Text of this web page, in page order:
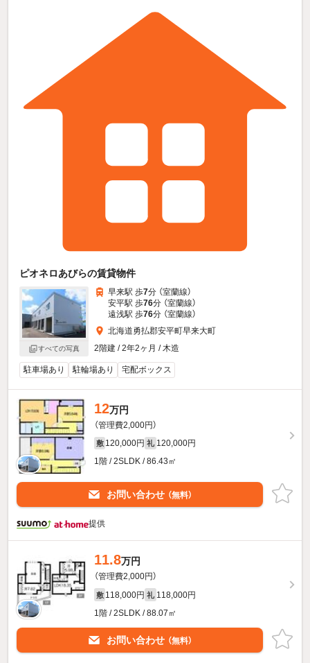
ピオネロあびらの賃貸物件
すべての写真
早来駅 歩7分 （室蘭線）
安平駅 歩76分 （室蘭線）
遠浅駅 歩76分 （室蘭線）
北海道勇払郡安平町早来大町
2階建 / 2年2ヶ月 / 木造
駐車場あり 駐輪場あり 宅配ボックス
12万円
（管理費2,000円）
敷 120,000円 礼 120,000円
1階 / 2SLDK / 86.43㎡
お問い合わせ （無料）
提供
11.8万円
（管理費2,000円）
敷 118,000円 礼 118,000円
1階 / 2SLDK / 88.07㎡
お問い合わせ （無料）